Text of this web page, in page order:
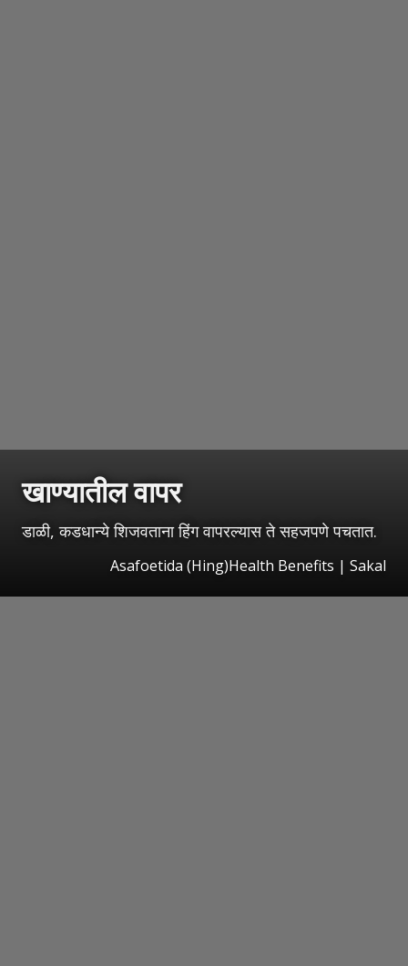
खाण्यातील वापर
डाळी, कडधान्ये शिजवताना हिंग वापरल्यास ते सहजपणे पचतात.
Asafoetida (Hing)Health Benefits | Sakal